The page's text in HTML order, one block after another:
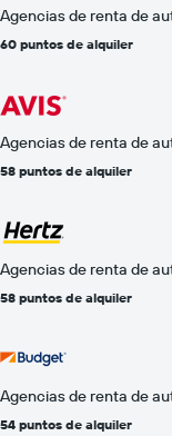
Agencias de renta de
60 puntos de alquiler
Agencias de renta de
58 puntos de alquiler
Agencias de renta de
58 puntos de alquiler
Agencias de renta de
54 puntos de alquiler